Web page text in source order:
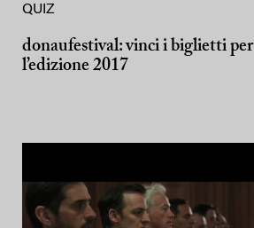
QUIZ
donaufestival: vinci i biglietti per
l’edizione 2017